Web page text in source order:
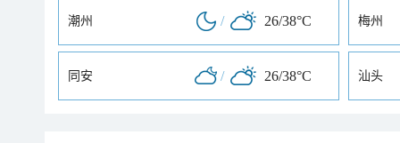
潮州 / 26/38°C 梅州
同安 / 26/38°C 汕头